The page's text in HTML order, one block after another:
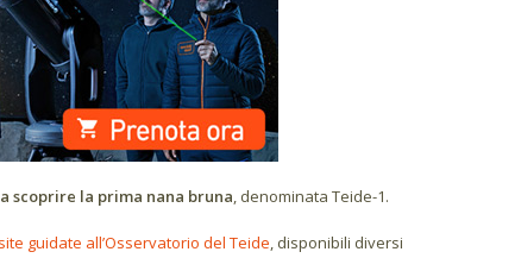
scoprire la prima nana bruna, denominata Teide-1.
guidate all’Osservatorio del Teide, disponibili diversi